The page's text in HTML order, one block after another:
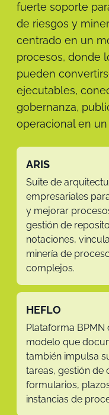
fuerte soporte
de riesgos y
centrado en un
procesos, donde
pueden
ejecutables,
gobernanza,
operacional en
ARIS
Suite de
empresariales
y mejorar
gestión de
notaciones,
minería de
complejos.
HEFLO
Plataforma
modelo que
también impulsa
tareas, gestión de
formularios,
instancias de